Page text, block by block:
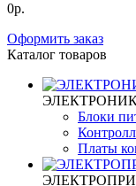
0р.
Оформить заказ
Каталог товаров
Блоки
Платы